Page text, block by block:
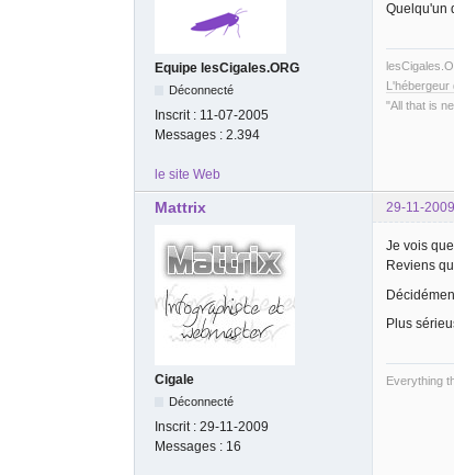
Equipe lesCigales.ORG
Déconnecté
Inscrit : 11-07-2005
Messages : 2.394
Quelqu'un
L'hébergeur
"All that is
le site Web
Mattrix 29-11-
Cigale
Déconnecté
Inscrit : 29-11-2009
Messages : 16
Je vois
Reviens
Plus
Everything